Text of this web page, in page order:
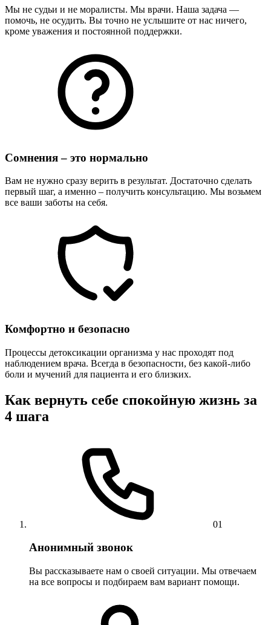
Мы не судьи и не моралисты. Мы врачи. Наша задача —
помочь, не осудить. Вы точно не услышите от нас ничего,
кроме уважения и постоянной поддержки.
Сомнения – это нормально
Вам не нужно сразу верить в результат. Достаточно сделать
первый шаг, а именно – получить консультацию. Мы возьмем
все ваши заботы на себя.
Комфортно и безопасно
Процессы детоксикации организма у нас проходят под
наблюдением врача. Всегда в безопасности, без какой-либо
боли и мучений для пациента и его близких.
Как вернуть себе спокойную жизнь за
4 шага
01
Анонимный звонок
Вы рассказываете нам о своей ситуации. Мы отвечаем
на все вопросы и подбираем вам вариант помощи.